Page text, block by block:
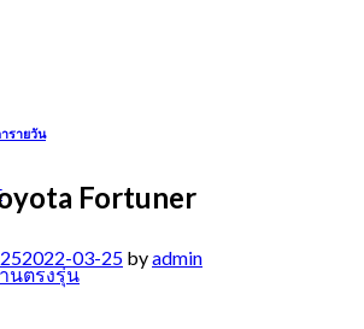
นตรงรุ่น
รายวัน
Fortuner
2022-03-25 byadmin